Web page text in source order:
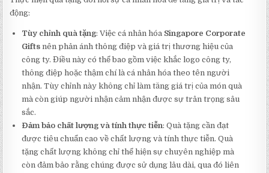
động:
Tùy chỉnh quà tặng: Việc cá nhân hóa Singapore Corporate
Gifts nên phản ánh thông điệp và giá trị thương hiệu của
công ty. Điều này có thể bao gồm việc khắc logo công ty,
thông điệp hoặc thậm chí là cá nhân hóa theo tên người
nhận. Tùy chỉnh này không chỉ làm tăng giá trị của món quà
mà còn giúp người nhận cảm nhận được sự trân trọng sâu
sắc.
Đảm bảo chất lượng và tính thực tiễn: Quà tặng cần đạt
được tiêu chuẩn cao về chất lượng và tính thực tiễn. Quà
tặng chất lượng không chỉ thể hiện sự chuyên nghiệp mà
còn đảm bảo rằng chúng được sử dụng lâu dài, qua đó liên